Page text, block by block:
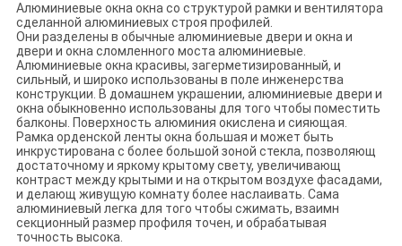
Алюминиевые окна окна со структурой рамки и вентилятора
сделанной алюминиевых строя профилей.
Они разделены в обычные алюминиевые двери и окна и
двери и окна сломленного моста алюминиевые.
Алюминиевые окна красивы, загерметизированный, и
сильный, и широко использованы в поле инженерства
конструкции. В домашнем украшении, алюминиевые двери и
окна обыкновенно использованы для того чтобы поместить
балконы. Поверхность алюминия окислена и сияющая.
Рамка орденской ленты окна большая и может быть
инкрустирована с более большой зоной стекла, позволяющ
достаточному и яркому крытому свету, увеличивающ
контраст между крытыми и на открытом воздухе фасадами,
и делающ живущую комнату более наслаивать. Сама
алюминиевый легка для того чтобы сжимать, взаимн
секционный размер профиля точен, и обрабатывая
точность высока.